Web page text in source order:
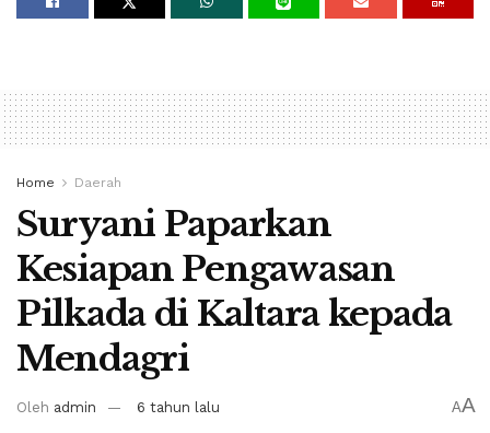
Home Daerah
Suryani Paparkan
Kesiapan Pengawasan
Pilkada di Kaltara kepada
Mendagri
Oleh admin 6 tahun lalu AA